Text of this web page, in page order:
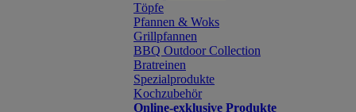
Töpfe
Pfannen & Woks
Grillpfannen
BBQ Outdoor Collection
Bratreinen
Spezialprodukte
Kochzubehör
Online-exklusive Produkte